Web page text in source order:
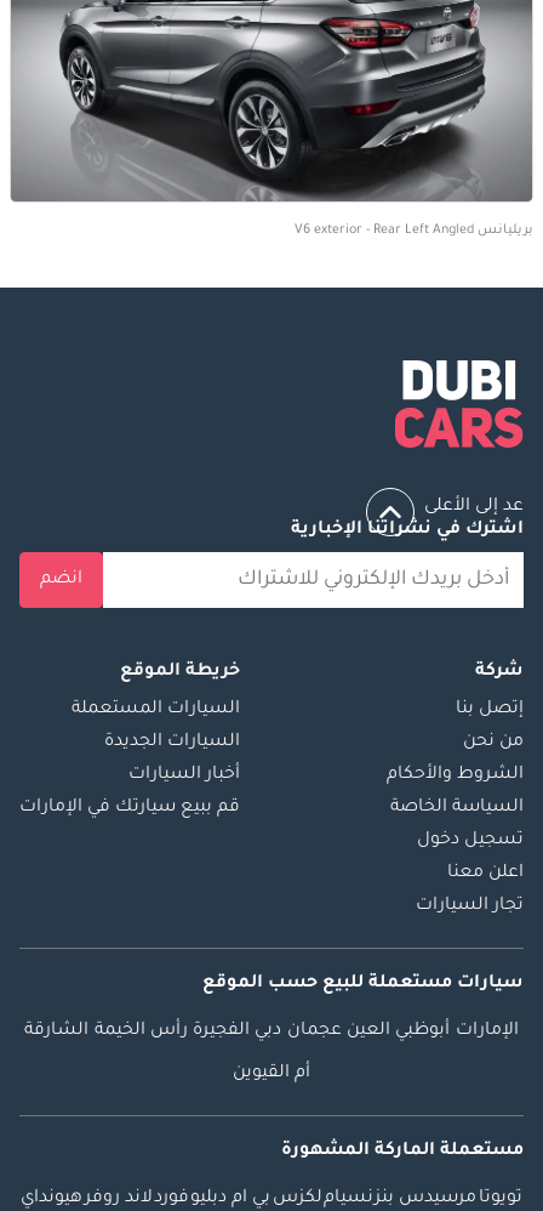
بريليانس V6 exterior - Rear Left Angled
عد إلى الأعلى
اشترك في نشراتنا الإخبارية
انضم
شركة
إتصل بنا
من نحن
الشروط والأحكام
السياسة الخاصة
تسجيل دخول
اعلن معنا
تجار السيارات
خريطة الموقع
السيارات المستعملة
السيارات الجديدة
أخبار السيارات
قم ببيع سيارتك في الإمارات
سيارات مستعملة للبيع حسب الموقع
الإمارات أبوظبي العين عجمان دبي الفجيرة رأس الخيمة الشارقة
أم القيوين
مستعملة الماركة المشهورة
تويوتا مرسيدس بنزنسياملكزس بي ام دبليوفوردلاند روفرهيونداي